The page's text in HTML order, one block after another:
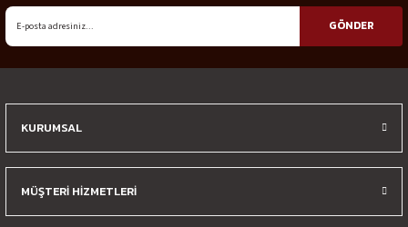
GÖNDER
KURUMSAL
MÜŞTERİ HİZMETLERİ